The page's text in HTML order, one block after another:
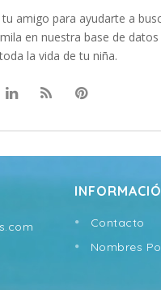
amigo para ayudarte a
en nuestra base de
la vida de tu niña.
Contacto
Nombres